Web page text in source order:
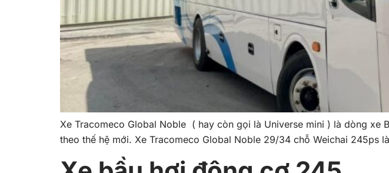
Xe Tracomeco Global Noble ( hay còn gọi là Universe mini ) là dòng xe
theo thế hệ mới. Xe Tracomeco Global Noble 29/34 chỗ Weichai